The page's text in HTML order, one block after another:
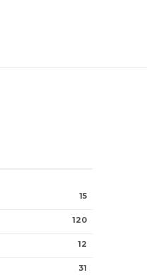
15
120
12
31